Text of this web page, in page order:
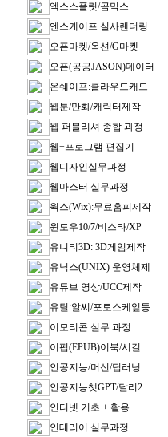
엑스스플릿/곰믹스
엔스케이프 실사랜더링
오픈마켓/옥션/G마켓
오픈(공공JASON)데이터
온쉐이프:클라우드캐드
웹툰/만화/캐릭터제작
웹 퍼블리셔 종합 과정
웹+프로그램 편집기
웹디자인실무과정
웹마스터 실무과정
윅스(Wix):무료홈피제작
윈도우10/7/비스타/XP
유니티3D: 3D게임제작
유닉스(UNIX) 운영체제
유튜브 영상/UCC제작
유틸:알씨/포토스케잎등
이모티콘 실무 과정
이펍(EPUB)이북/시길
인공지능/머신/딥러닝
인공지능챗GPT/달리2
인터넷 기초 + 활용
인테리어 실무과정